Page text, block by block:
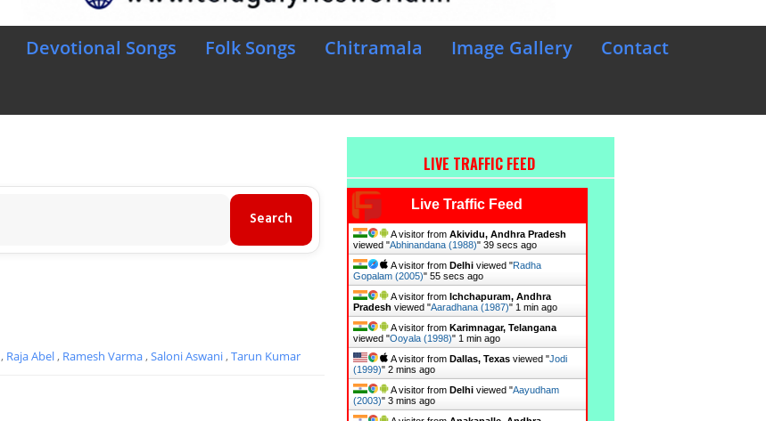
Devotional Songs Folk Songs Chitramala Image Gallery
Contact
, Raja Abel, Ramesh Varma,Saloni Aswani,Tarun Kumar
LIVE TRAFFIC FEED
Live Traffic Feed
A visitor from Akividu, Andhra Pradesh
viewed "Abhinandana (1988)" 40 secs ago
A visitor from Delhiviewed "Radha
Gopalam (2005)" 56 secs ago
A visitor from Ichchapuram, Andhra
Pradesh viewed "Aaradhana (1987)" 1 min ago
A visitor from Karimnagar, Telangana
viewed "Ooyala (1998)" 1 min ago
A visitor from Dallas, Texasviewed "Jodi
(1999)" 2 mins ago
A visitor from Delhiviewed "Aayudham
(2003)" 3 mins ago